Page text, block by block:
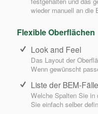
wieder manuell an die
Flexible Oberflächen
Look and Feel
Das Layout der
Wenn gewünscht
Liste der BEM-
Welche Spalten Sie in
Sie einfach selber